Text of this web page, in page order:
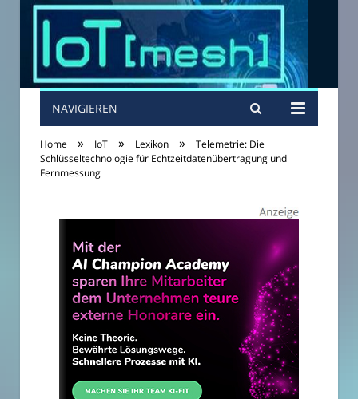
NAVIGIEREN
Home » IoT » Lexikon »
Telemetrie: Die
Schlüsseltechnologie für Echtzeitdatenübertragung und
Fernmessung